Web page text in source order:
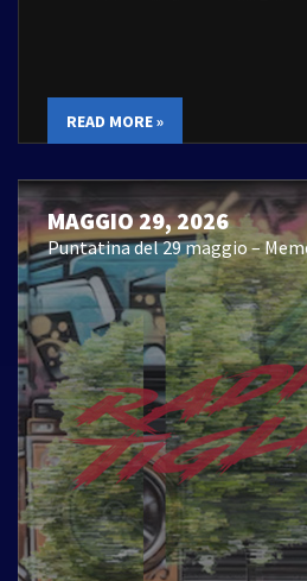
READ MORE »
MAGGIO 29, 2026
Puntatina del 29 maggio –